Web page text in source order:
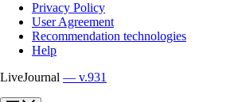
Privacy Policy
User Agreement
Recommendation technologies
Help
LiveJournal — v.931